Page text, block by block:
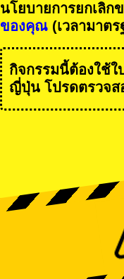
นโยบายการยกเลิก
ของคุณ (เวลามาต
กิจกรรมนี้ต้องใช้
ญี่ปุ่น โปรดตรวจส